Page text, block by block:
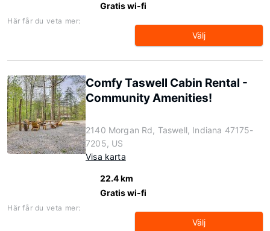
Gratis wi-fi
Här får du veta mer:
Välj
Comfy Taswell Cabin Rental -
Community Amenities!
2140 Morgan Rd, Taswell, Indiana 47175-
7205, US
Visa karta
22.4 km
Gratis wi-fi
Här får du veta mer:
Välj